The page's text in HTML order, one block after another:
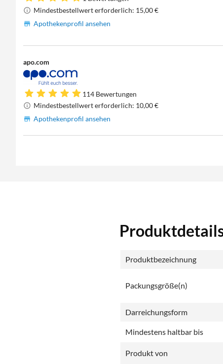
Mindestbestellwert erforderlich: 15,00 €
Apothekenprofil ansehen
apo.com
114 Bewertungen
Mindestbestellwert erforderlich: 10,00 €
Apothekenprofil ansehen
Produktbezeichnung
Packungsgröße(n)
Darreichungsform
Mindestens haltbar bis
Produkt von